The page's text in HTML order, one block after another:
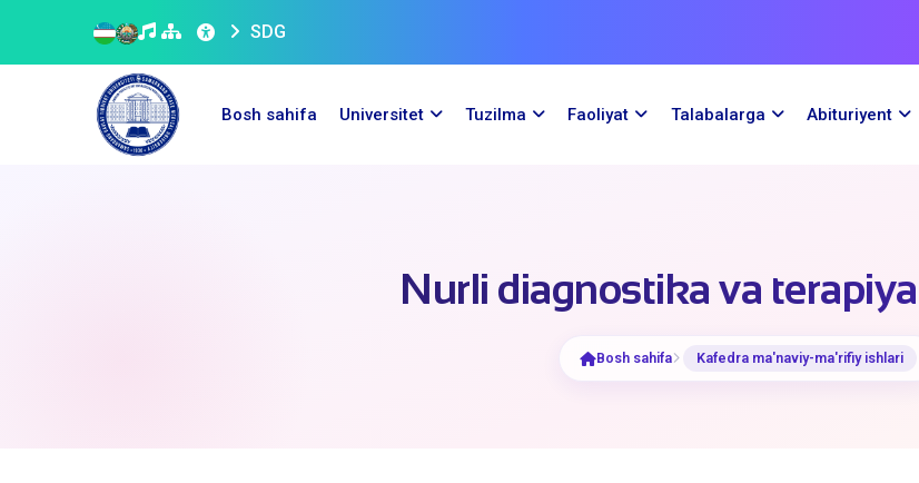
SDG
Bosh sahifa Universitet Tuzilma Faoliyat Talabalarga Abituriyent
Nurli diagnostika va
Bosh sahifa Kafedra ma'naviy-ma'rifiy ishlari